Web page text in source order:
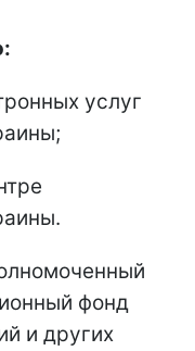
услуг
фонд
и других